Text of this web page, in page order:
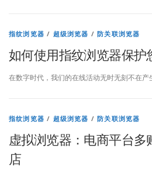
指纹浏览器 / 超级浏览器 /防关联浏览器
如何使用指纹浏览器保护
在数字时代，我们的在线活动无时无刻不在
指纹浏览器 / 超级浏览器 /防关联浏览器
虚拟浏览器：电商平台
店